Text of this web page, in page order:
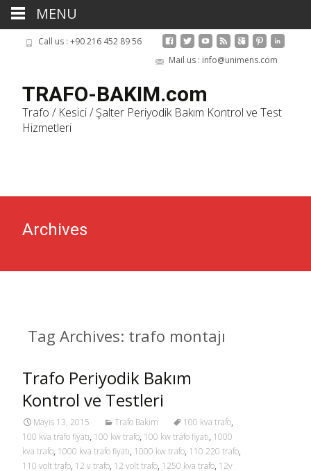
Call us : +90 216 452 89 56
Mail us : info@unimens.com
TRAFO-BAKIM.com
Trafo / Kesici / Şalter Periyodik Bakım Kontrol ve Test
Hizmetleri
Archives
Tag Archives: trafo montajı
Trafo Periyodik Bakım
Kontrol ve Testleri
Mayıs 13, 2015 Trafo Bakım 100 kva trafo,
100 kva trafo fiyatı, 100 kw trafo, 100 kw trafo fiyatı, 1000
kva trafo, 1000 kva trafo fiyatı, 1000 kw trafo, 110 220 trafo,
110 volt trafo, 12 v trafo, 12 volt trafo, 1250 kva trafo, 12v
MENU